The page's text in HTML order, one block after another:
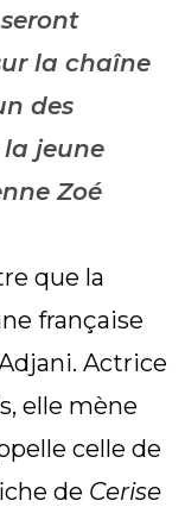
la chaîne
des
jeune
Zoé
que la
française
Actrice
elle mène
celle de
de Cerise